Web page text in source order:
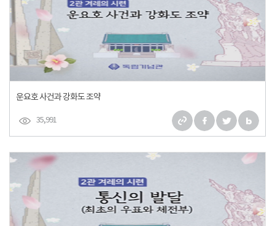
운요호 사건과 강화도 조약
35,991